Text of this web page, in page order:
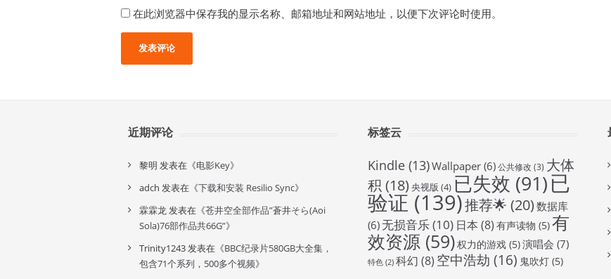
在此浏览器中保存我的显示名称、邮箱地址和网站地址，以便下次评论时使用。
近期评论
黎明 发表在《电影Key》
adch 发表在《下载和安装 Resilio Sync》
霖霖龙发表在《苍井空全部作品”蒼井そら(Aoi
Sola)76部作品共66G”》
Trinity1243发表在《BBC纪录片580GB大全集，
包含71个系列，500多个视频》
标签云
Kindle (13)Wallpaper (6)公共修改 (3) 大体
积 (18) 央视版 (4) 已失效 (91)已
验证 (139)推荐🌟 (20) 数据库
(6) 无损音乐(10) 日本 (8) 有声读物 (5)有
效资源 (59)权力的游戏 (5)演唱会 (7)
特色 (2) 科幻 (8) 空中浩劫 (16) 鬼吹灯 (5)